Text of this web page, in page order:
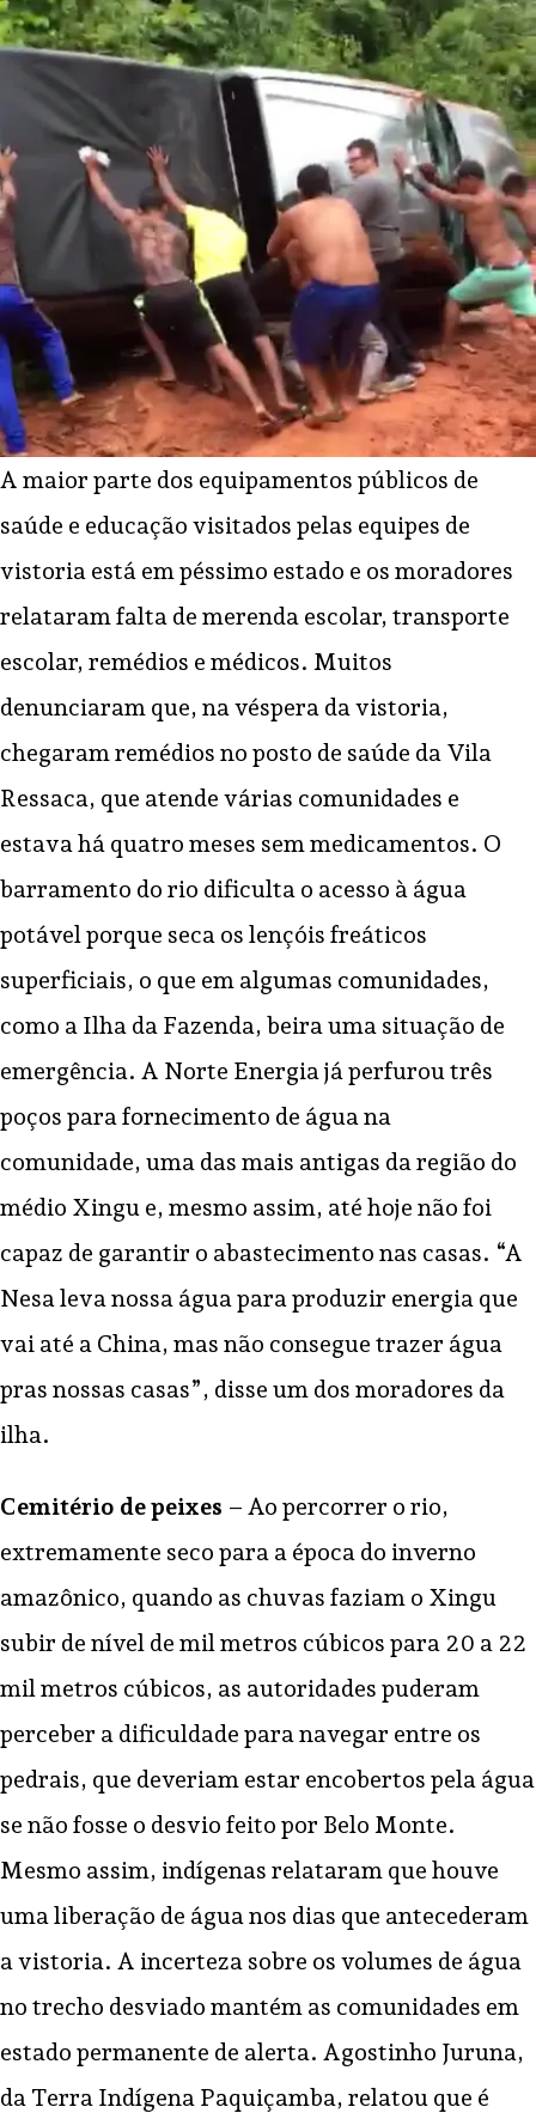
A maior parte dos equipamentos públicos de
saúde e educação visitados pelas equipes de
vistoria está em péssimo estado e os moradores
relataram falta de merenda escolar, transporte
escolar, remédios e médicos. Muitos
denunciaram que, na véspera da vistoria,
chegaram remédios no posto de saúde da Vila
Ressaca, que atende várias comunidades e
estava há quatro meses sem medicamentos. O
barramento do rio dificulta o acesso à água
potável porque seca os lençóis freáticos
superficiais, o que em algumas comunidades,
como a Ilha da Fazenda, beira uma situação de
emergência. A Norte Energia já perfurou três
poços para fornecimento de água na
comunidade, uma das mais antigas da região do
médio Xingu e, mesmo assim, até hoje não foi
capaz de garantir o abastecimento nas casas. “A
Nesa leva nossa água para produzir energia que
vai até a China, mas não consegue trazer água
pras nossas casas”, disse um dos moradores da
ilha.
Cemitério de peixes – Ao percorrer o rio,
extremamente seco para a época do inverno
amazônico, quando as chuvas faziam o Xingu
subir de nível de mil metros cúbicos para 20 a 22
mil metros cúbicos, as autoridades puderam
perceber a dificuldade para navegar entre os
pedrais, que deveriam estar encobertos pela água
se não fosse o desvio feito por Belo Monte.
Mesmo assim, indígenas relataram que houve
uma liberação de água nos dias que antecederam
a vistoria. A incerteza sobre os volumes de água
no trecho desviado mantém as comunidades em
estado permanente de alerta. Agostinho Juruna,
da Terra Indígena Paquiçamba, relatou que é